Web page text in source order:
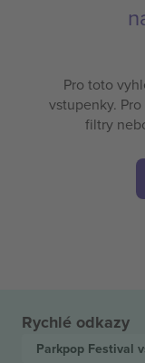
Pro toto
vstupenky.
filtry
Rychlé odkazy
Parkpop Festival